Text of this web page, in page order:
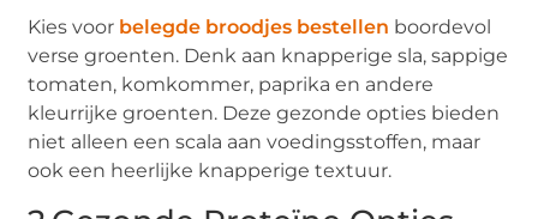
Kies voor belegde broodjes bestellen boordevol
verse groenten. Denk aan knapperige sla, sappige
tomaten, komkommer, paprika en andere
kleurrijke groenten. Deze gezonde opties bieden
niet alleen een scala aan voedingsstoffen, maar
ook een heerlijke knapperige textuur.